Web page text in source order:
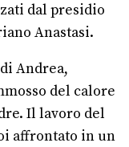
dal presidio
Anastasi.
Andrea,
del calore
Il lavoro del
affrontato in un